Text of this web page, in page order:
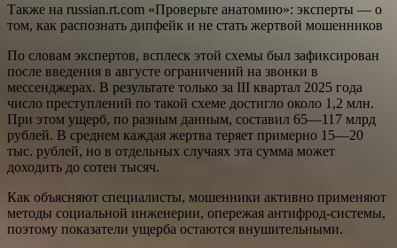
Также на russian.rt.com «Проверьте анатомию»: эксперты — о
том, как распознать дипфейк и не стать жертвой мошенников
По словам экспертов, всплеск этой схемы был зафиксирован
после введения в августе ограничений на звонки в
мессенджерах. В результате только за III квартал 2025 года
число преступлений по такой схеме достигло около 1,2 млн.
При этом ущерб, по разным данным, составил 65—117 млрд
рублей. В среднем каждая жертва теряет примерно 15—20
тыс. рублей, но в отдельных случаях эта сумма может
доходить до сотен тысяч.
Как объясняют специалисты, мошенники активно применяют
методы социальной инженерии, опережая антифрод-системы,
поэтому показатели ущерба остаются внушительными.